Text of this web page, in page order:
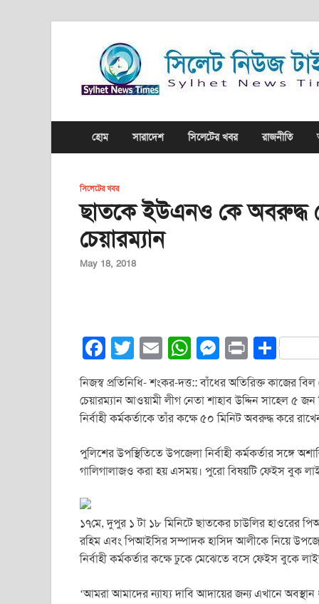
হোম সারাদেশ সিলেটের খবর রাজনীতি
সিলেটের খবর
ছাতকে ইউএনও কে অবরুদ্ধ
চেয়ারম্যান
May 18, 2018
F
a
c
e
b
o
o
T
wi
tt
er
E
ail
W
at
s
p
p
M
ss
e
n
g
er
Pr
in
t
S
h
ar
e
নিজস্ব প্রতিনিধি- শংকর-দত্ত:: বাঁধের অতিরিক্ত কাজের
চেয়ারম্যান আওয়ামী লীগ নেতা শাহাব উদ্দিন সাহেল ৫
নির্বাহী কর্মকর্তাকে তাঁর কক্ষে ৫০ মিনিট অবরুদ্ধ করে
পুলিশের উপস্থিতিতে উপজেলা নির্বাহী কর্মকর্তার
গালিগালাজও করা হয় এসময়। পুরো বিষয়টি ফেইস বুক
১৭মে, দুপুর ১ টা ১৮ মিনিটে ছাতকের চাউলির
রহিম এবং পিআইসির সম্পাদক হাসিদ আলীকে নিয়ে
নির্বাহী কর্মকর্তার কক্ষে ঢুকে মেঝেতে বসে ফেইস বুকে
‘আমরা আমাদের ন্যায্য দাবি আদায়ের জন্য এখানে